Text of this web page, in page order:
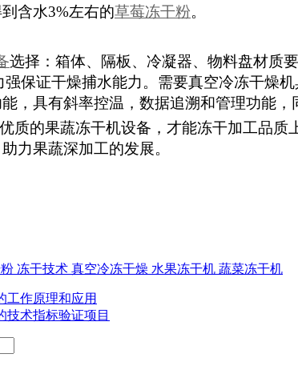
含水3%左右的草莓冻干粉。
选择：箱体、隔板、冷凝器、物料盘材质
保证干燥捕水能力。需要真空冷冻干燥
，具有斜率控温，数据追溯和管理功能
质的果蔬冻干机设备，才能冻干加工品
力果蔬深加工的发展。
冻干技术 真空冷冻干燥 水果冻干机 蔬菜冻干机
工作原理和应用
技术指标验证项目